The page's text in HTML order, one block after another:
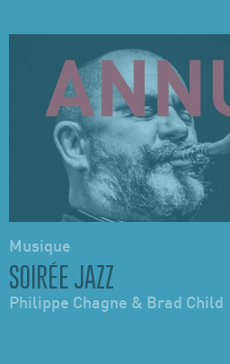
Musique
SOIRÉE JAZZ
Philippe Chagne & Brad Child